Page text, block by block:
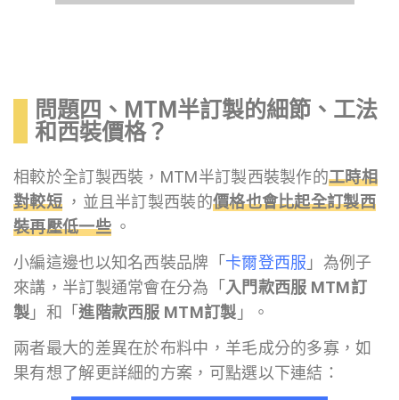
問題四、MTM半訂製的細節、工法
和西裝價格？
相較於全訂製西裝，MTM半訂製西裝製作的工時相
對較短，並且半訂製西裝的價格也會比起全訂製西
裝再壓低一些。
小編這邊也以知名西裝品牌「 卡爾登西服 」為例子
來講，半訂製通常會在分為「 入門款西服 MTM訂
製 」和「進階款西服 MTM訂製 」。
兩者最大的差異在於布料中，羊毛成分的多寡，如
果有想了解更詳細的方案，可點選以下連結：